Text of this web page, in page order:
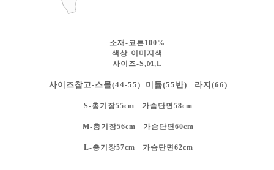
소재-코튼100%
색상-이미지색
사이즈-S,M,L
사이즈참고-스몰(44-55) 미듐(55반) 라지(66)
S-총기장55cm 가슴단면58cm
M-총기장56cm 가슴단면60cm
L-총기장57cm 가슴단면62cm